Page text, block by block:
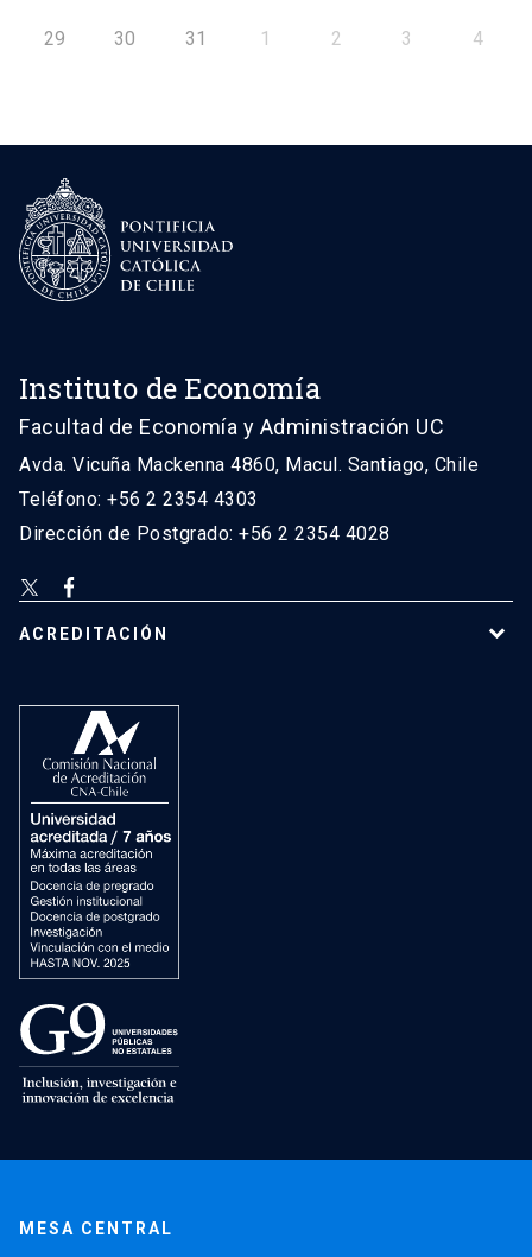
29 30 31 1 2 3 4
Instituto de Economía
Facultad de Economía y Administración UC
Avda. Vicuña Mackenna 4860, Macul. Santiago, Chile
Teléfono: +56 2 2354 4303
Dirección de Postgrado: +56 2 2354 4028
ACREDITACIÓN
MESA CENTRAL